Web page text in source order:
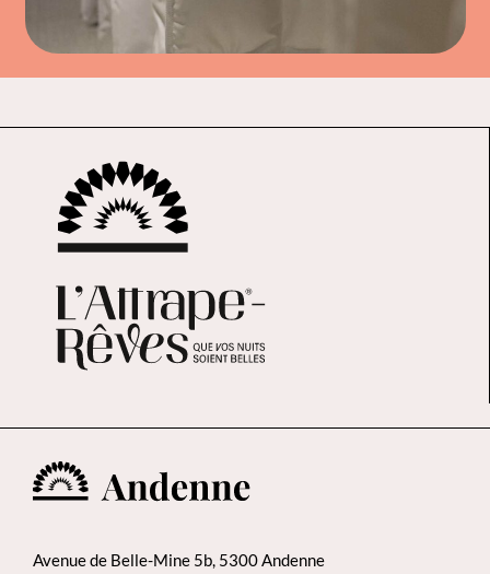
Avenue de Belle-Mine 5b, 5300 Andenne